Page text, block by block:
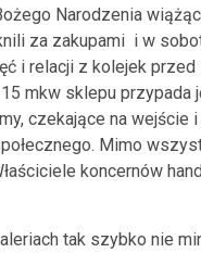
Narodzenia
za zakupami i w
i relacji z kolejek
mkw sklepu przypada
czekające na wejście
Mimo
koncernów
tak szybko nie